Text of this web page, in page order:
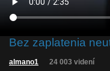
Bez zaplatenia
almano1 24 003 videní